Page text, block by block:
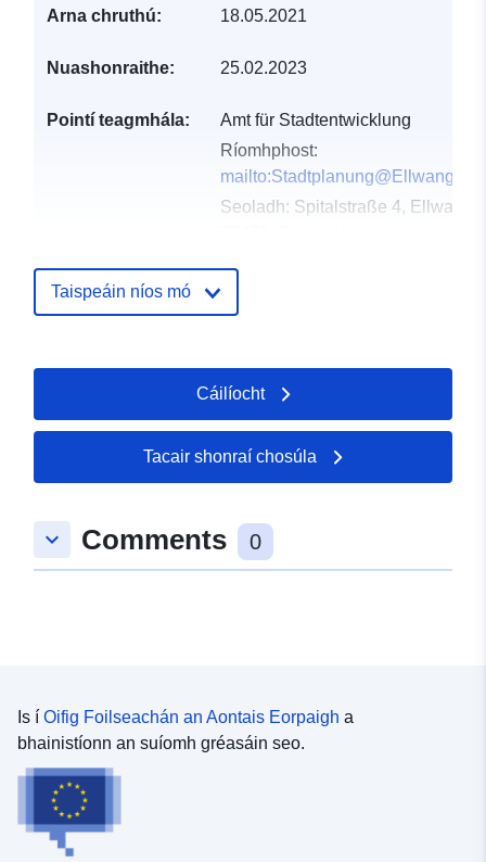
Arna chruthú: 18.05.2021
Nuashonraithe: 25.02.2023
Pointí teagmhála:
Amt für Stadtentwicklung
Ríomhphost:
Seoladh: Spitalstraße 4,
Taifead Catalóige: Curtha le data.europa.eu:
Nuashonraithe ar data.europa.eu:
04 August 2026
Comhordanáidí:
10.1345192, 48.9561416 ], [
10.1405306, 48.9535144 ], [
10.1345192, 48.9535144 ], [
Taispeáin níos mó
Cáilíocht
Tacair shonraí chosúla
keyboard_arrow_down Comments 0
Is í Oifig Foilseachán an Aontais Eorpaigh a
bhainistíonn an suíomh gréasáin seo.